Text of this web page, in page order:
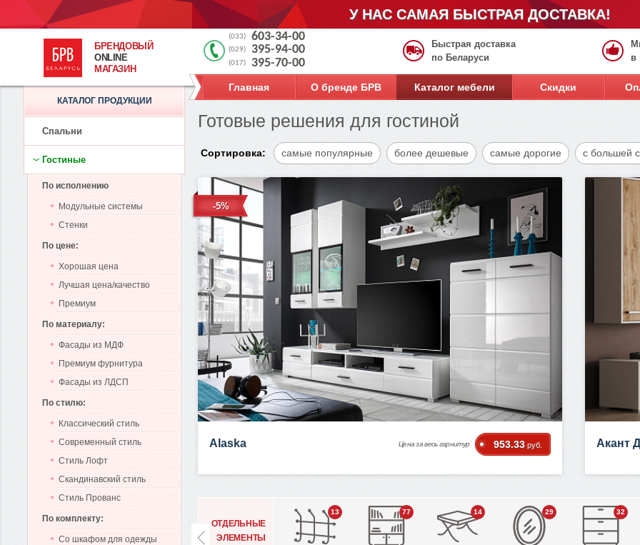
У НАС САМАЯ БЫСТРАЯ ДОСТАВКА!
БРЕНДОВЫЙ
ONLINE
МАГАЗИН
(033) 603-34-00
(029) 395-94-00
(017) 395-70-00
Быстрая доставка
по Беларуси
в
Главная О бренде БРВ Каталог мебели Скидки
Готовые решения для гостиной
Сортировка: самые популярные более дешевые самые дорогие с большей
-5%
Alaska Цена за весь гарнитур 953.33 руб. Акант
ОТДЕЛЬНЫЕ
ЭЛЕМЕНТЫ
13 77 14 29 32
КАТАЛОГ ПРОДУКЦИИ
Спальни
Гостиные
По исполнению
Модульные системы
Стенки
По цене:
Хорошая цена
Лучшая цена/качество
Премиум
По материалу:
Фасады из МДФ
Премиум фурнитура
Фасады из ЛДСП
По стилю:
Классический стиль
Современный стиль
Стиль Лофт
Скандинавский стиль
Стиль Прованс
По комплекту:
Со шкафом для одежды